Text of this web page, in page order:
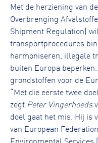
Met de herziening van
Overbrenging
Shipment Regulation)
transportprocedures
harmoniseren, illegale
buiten Europa
grondstoffen voor de
“Met die eerste twee
zegt Peter Vingerhoeds
doel gaat het mis. Hij is
van European
Environmental Services